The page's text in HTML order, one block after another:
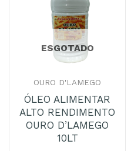
ESGOTADO
OURO D'LAMEGO
ÓLEO ALIMENTAR
ALTO RENDIMENTO
OURO D’LAMEGO
10LT